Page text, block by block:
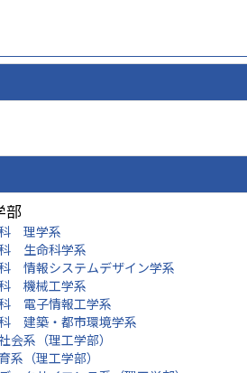
部
理学系
生命科学系
情報システムデザイン学系
機械工学系
電子情報工学系
建築・都市環境学系
会系（理工学部）
系（理工学部）